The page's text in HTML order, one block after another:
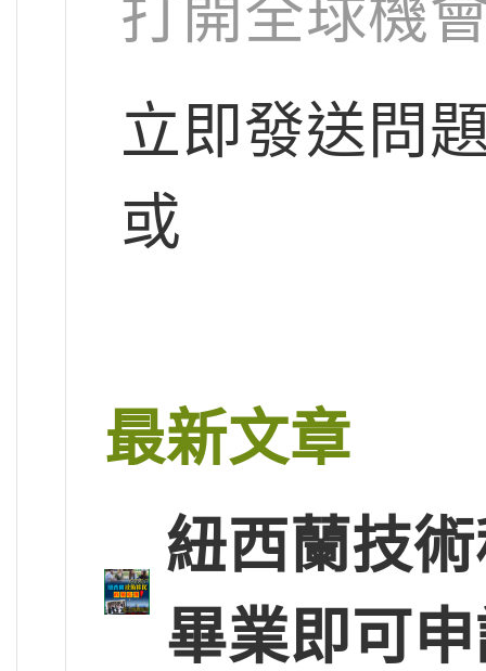
打開全球機
立即發送問
或
最新文章
紐西蘭技
畢業即可